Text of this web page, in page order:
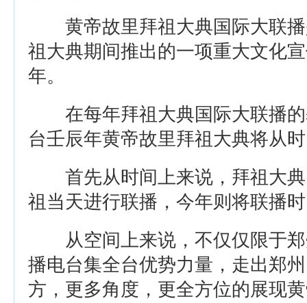
黄帝故里拜祖大典国际大联播
祖大典期间推出的一项重大文化
年。
在每年拜祖大典国际大联播的
台壬辰年黄帝故里拜祖大典将从
首先从时间上来说，拜祖大典
祖当天进行联播，今年则将联播
从空间上来说，不仅仅限于郑
播电台集全台优势力量，走出郑
方，更多角度，更全方位的展现